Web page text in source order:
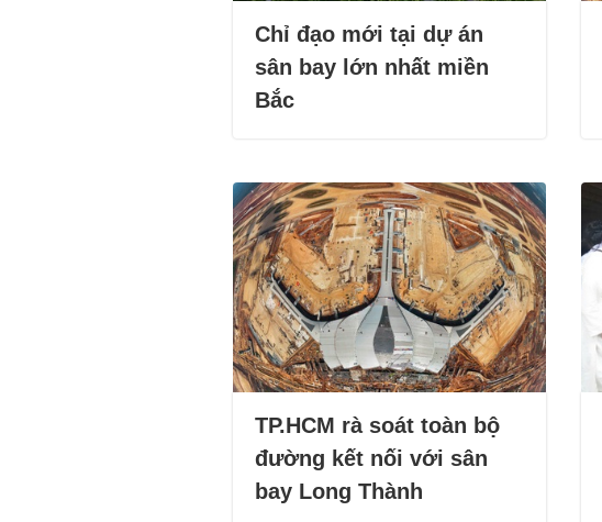
Chỉ đạo mới tại dự án
sân bay lớn nhất miền
Bắc
TP.HCM rà soát toàn bộ
đường kết nối với sân
bay Long Thành